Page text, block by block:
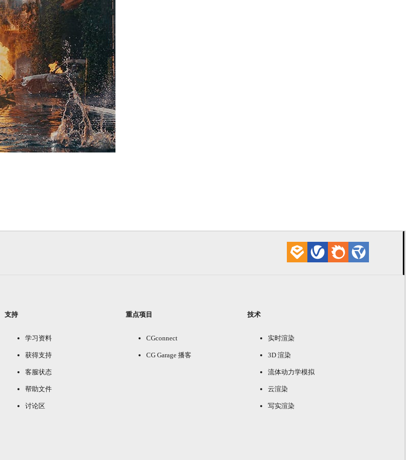
支持
学习资料
获得支持
客服状态
帮助文件
讨论区
重点项目
CGconnect
CG Garage 播客
技术
实时渲染
3D 渲染
流体动力学模拟
云渲染
写实渲染